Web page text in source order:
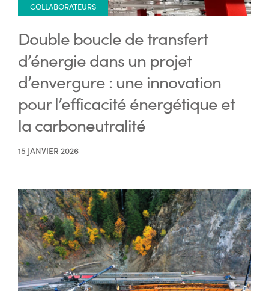
COLLABORATEURS
Double boucle de transfert
d’énergie dans un projet
d’envergure : une innovation
pour l’efficacité énergétique et
la carboneutralité
15 JANVIER 2026